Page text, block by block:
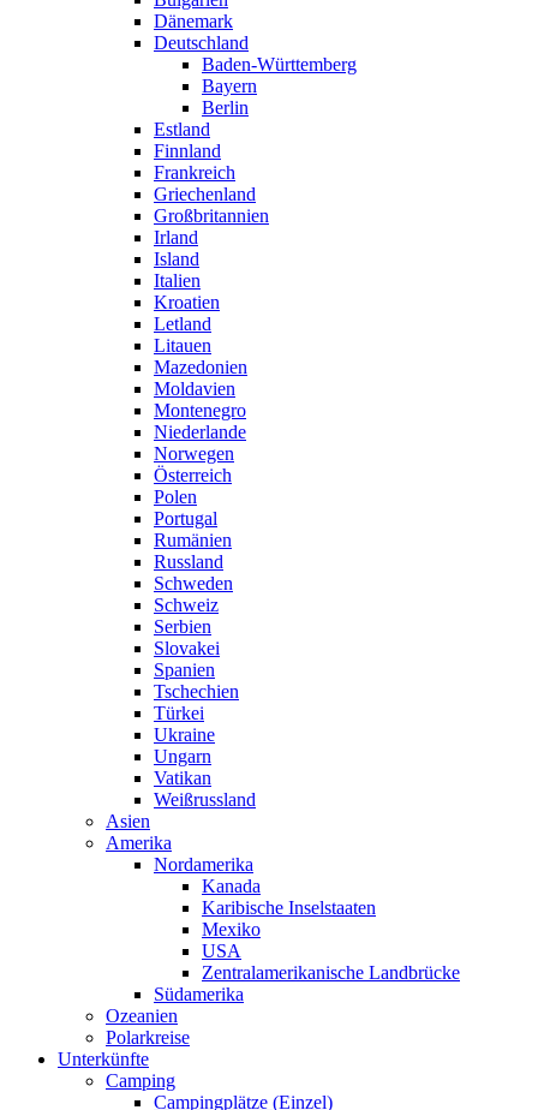
Dänemark
Deutschland
Baden-Württemberg
Bayern
Berlin
Estland
Finnland
Frankreich
Griechenland
Großbritannien
Irland
Island
Italien
Kroatien
Letland
Litauen
Mazedonien
Moldavien
Montenegro
Niederlande
Norwegen
Österreich
Polen
Portugal
Rumänien
Russland
Schweden
Schweiz
Serbien
Slovakei
Spanien
Tschechien
Türkei
Ukraine
Ungarn
Vatikan
Weißrussland
Asien
Amerika
Nordamerika
Kanada
Karibische Inselstaaten
Mexiko
USA
Zentralamerikanische Landbrücke
Südamerika
Ozeanien
Polarkreise
Unterkünfte
Camping
Campingplätze (Einzel)